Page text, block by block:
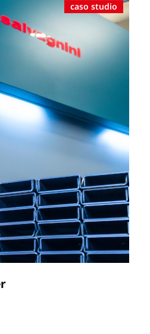
caso studio